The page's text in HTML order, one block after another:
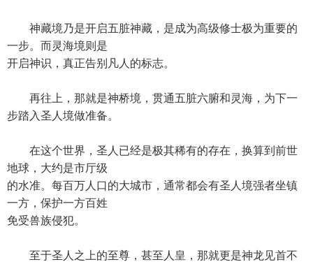
神藏境乃是开启五脏神藏，是成为高级修士极为重要的
一步。而灵海境则是
开启神识，真正告别凡人的标志。
再往上，那就是神桥境，贯通五脏六腑和灵海，为下一
步踏入圣人境做准备。
在这个世界，圣人已经是极其稀有的存在，换算到前世
地球，大约是市厅级
的水准。每百万人口的大城市，通常都会有圣人境强者坐镇
一方，保护一方百姓
免受兽族侵犯。
至于圣人之上的至尊，甚至人皇，那就更是神龙见首不